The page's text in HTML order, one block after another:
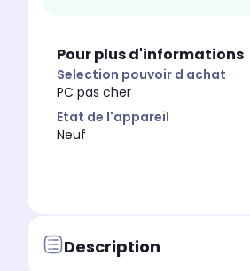
Pour plus d'informations
Selection pouvoir d achat
PC pas cher
Etat de l'appareil
Neuf
Description